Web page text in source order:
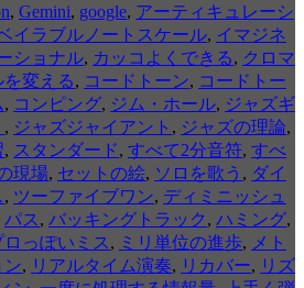
, Gemini, google, アーティキュレーシ
イラブルノートスケール, イマジネ
ショナル, カッコよくできる, クロマ
変える, コードトーン, コードトー
, コンピング, ジム・ホール, ジャズギ
, ジャズジャイアント , ジャズの理論,
, スタンダード, すべて2分音符, すべ
現場, セットの絵, ソロを歌う , ダイ
, ツーファイブワン, ディミニッシュ
パス , バッキングトラック , ハミング,
ロっぽいミス , ミリ単位の進歩, メト
ン, リアルタイム演奏, リカバー, リズ